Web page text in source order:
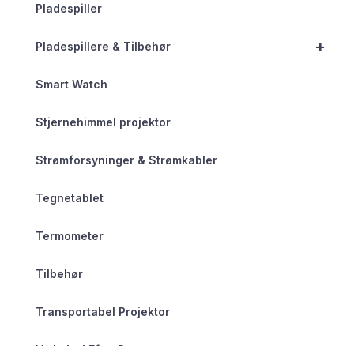
Pladespiller
+
Pladespillere & Tilbehør
Smart Watch
Stjernehimmel projektor
Strømforsyninger & Strømkabler
Tegnetablet
Termometer
Tilbehør
Transportabel Projektor